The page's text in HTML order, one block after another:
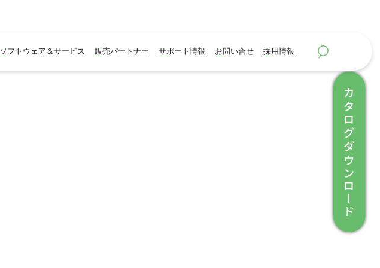
ソフトウェア＆サービス 販売パートナー サポート情報 お問い合せ 採用情報